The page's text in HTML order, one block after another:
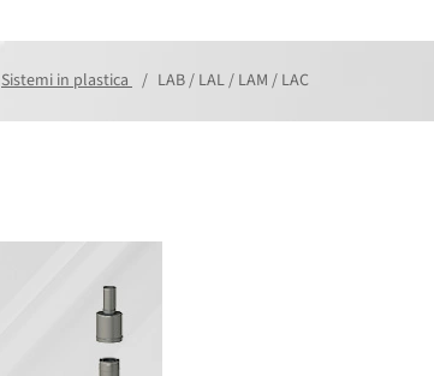
Sistemi in plastica LAB / LAL / LAM / LAC